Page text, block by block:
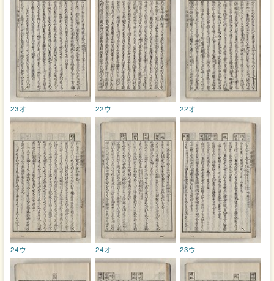
22オ
22ウ
23オ
23ウ
24オ
24ウ